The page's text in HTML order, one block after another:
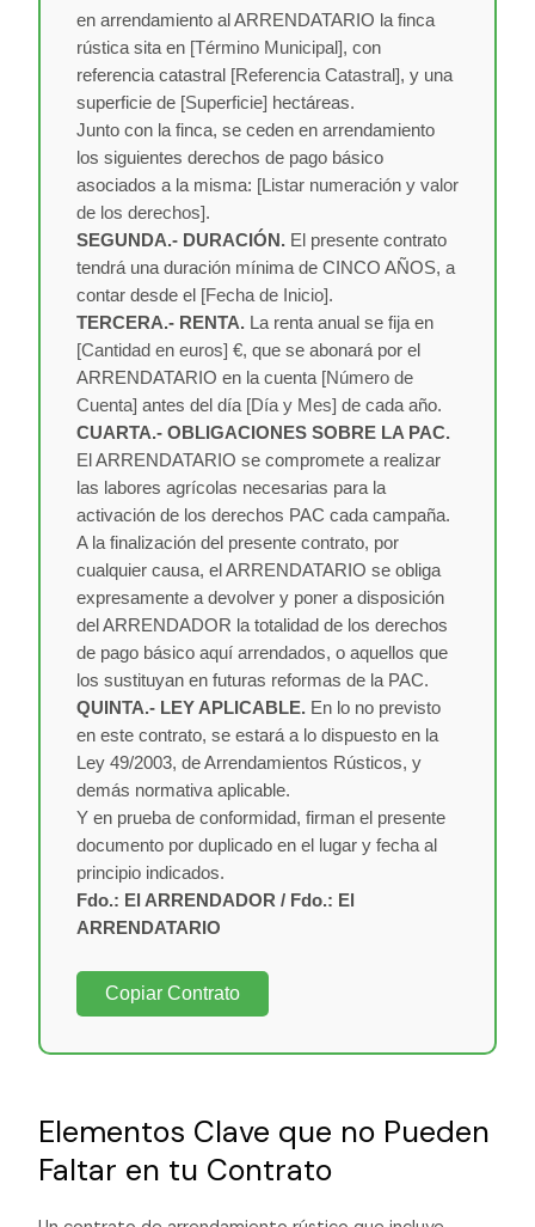
en arrendamiento al ARRENDATARIO la finca
rústica sita en [Término Municipal], con
referencia catastral [Referencia Catastral], y una
superficie de [Superficie] hectáreas.
Junto con la finca, se ceden en arrendamiento
los siguientes derechos de pago básico
asociados a la misma: [Listar numeración y valor
de los derechos].
SEGUNDA.- DURACIÓN.El presente contrato
tendrá una duración mínima de CINCO AÑOS, a
contar desde el [Fecha de Inicio].
TERCERA.- RENTA.La renta anual se fija en
[Cantidad en euros] €, que se abonará por el
ARRENDATARIO en la cuenta [Número de
Cuenta] antes del día [Día y Mes] de cada año.
CUARTA.- OBLIGACIONES SOBRE LA PAC.
El ARRENDATARIO se compromete a realizar
las labores agrícolas necesarias para la
activación de los derechos PAC cada campaña.
A la finalización del presente contrato, por
cualquier causa, el ARRENDATARIO se obliga
expresamente a devolver y poner a disposición
del ARRENDADOR la totalidad de los derechos
de pago básico aquí arrendados, o aquellos que
los sustituyan en futuras reformas de la PAC.
QUINTA.- LEY APLICABLE.En lo no previsto
en este contrato, se estará a lo dispuesto en la
Ley 49/2003, de Arrendamientos Rústicos, y
demás normativa aplicable.
Y en prueba de conformidad, firman el presente
documento por duplicado en el lugar y fecha al
principio indicados.
Fdo.: El ARRENDADOR / Fdo.: El
ARRENDATARIO
Copiar Contrato
Elementos Clave que no Pueden
Faltar en tu Contrato